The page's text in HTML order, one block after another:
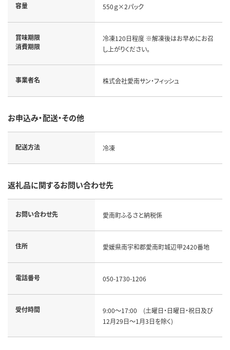
容量 550ｇ×2パック
賞味期限
消費期限
冷凍120日程度 ※解凍後はお早めにお召
し上がりください。
事業者名 株式会社愛南サン・フィッシュ
お申込み・配送・その他
配送方法 冷凍
返礼品に関するお問い合わせ先
お問い合わせ先 愛南町ふるさと納税係
住所 愛媛県南宇和郡愛南町城辺甲2420番地
電話番号 050-1730-1206
受付時間
9:00～17:00 (土曜日・日曜日・祝日及び
12月29日～1月3日を除く)